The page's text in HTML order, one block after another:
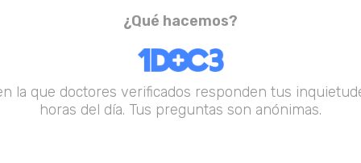
¿Qué hacemos?
la que doctores verificados responden tus
horas del día. Tus preguntas son anónimas.